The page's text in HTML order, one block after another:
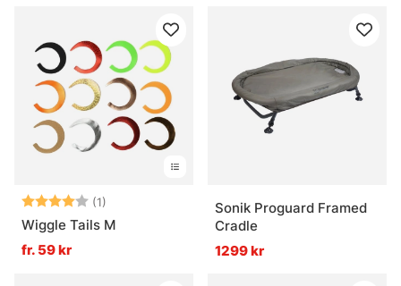
Betyg: (1)
4.0 utav 5 stjärnor
Wiggle Tails M
fr. 59 kr
Sonik Proguard Framed
Cradle
1299 kr